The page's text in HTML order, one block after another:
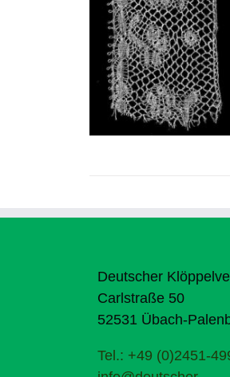
Deutscher
Carlstraße 50
52531 Übach-
Tel.: +49 (0)2451-